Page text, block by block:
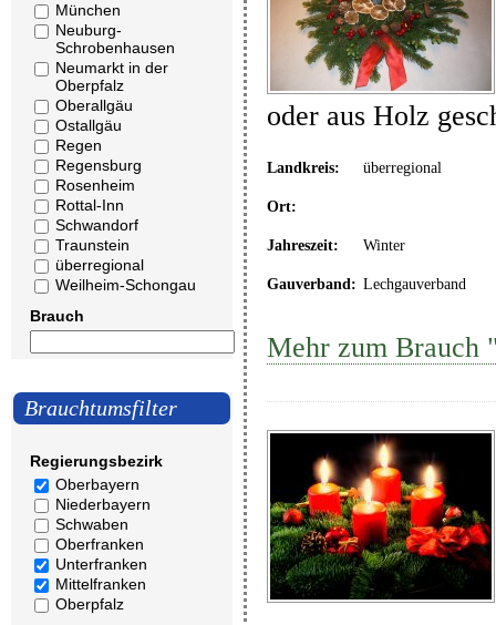
München
Neuburg-
Schrobenhausen
Neumarkt in der
Oberpfalz
Oberallgäu
Ostallgäu
Regen
Regensburg
Rosenheim
Rottal-Inn
Schwandorf
Traunstein
überregional
Weilheim-Schongau
Brauch
Brauchtumsfilter
Regierungsbezirk
Oberbayern
Niederbayern
Schwaben
Oberfranken
Unterfranken
Mittelfranken
Oberpfalz
oder aus Holz
Landkreis: überregional
Ort:
Jahreszeit: Winter
Gauverband: Lechgauverband
Mehr zum Brauch